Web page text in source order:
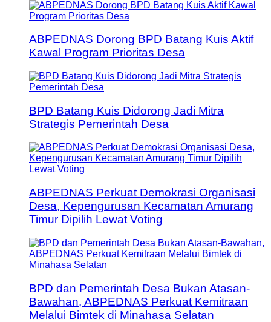
ABPEDNAS Dorong BPD Batang Kuis Aktif
Kawal Program Prioritas Desa
BPD Batang Kuis Didorong Jadi Mitra
Strategis Pemerintah Desa
ABPEDNAS Perkuat Demokrasi Organisasi
Desa, Kepengurusan Kecamatan Amurang
Timur Dipilih Lewat Voting
BPD dan Pemerintah Desa Bukan Atasan-
Bawahan, ABPEDNAS Perkuat Kemitraan
Melalui Bimtek di Minahasa Selatan